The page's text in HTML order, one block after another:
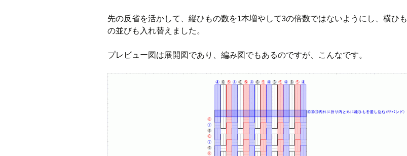
先の反省を活かして、縦ひもの数を1本増やして3の倍数ではないようにし、横ひも
の並びも入れ替えました。
プレビュー図は展開図であり、編み図でもあるのですが、こんなです。